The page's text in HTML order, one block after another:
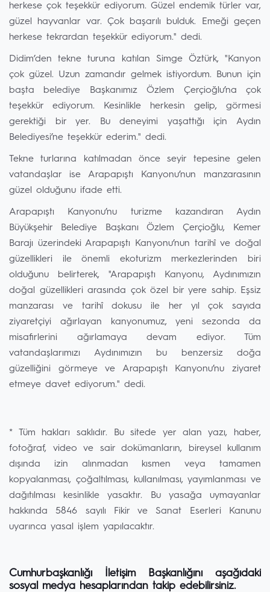
herkese çok teşekkür ediyorum. Güzel endemik türler var,
güzel hayvanlar var. Çok başarılı bulduk. Emeği geçen
herkese tekrardan teşekkür ediyorum." dedi.
Didim’den tekne turuna katılan Simge Öztürk, "Kanyon
çok güzel. Uzun zamandır gelmek istiyordum. Bunun için
başta belediye Başkanımız Özlem Çerçioğlu’na çok
teşekkür ediyorum. Kesinlikle herkesin gelip, görmesi
gerektiği bir yer. Bu deneyimi yaşattığı için Aydın
Belediyesi’ne teşekkür ederim." dedi.
Tekne turlarına katılmadan önce seyir tepesine gelen
vatandaşlar ise Arapapıştı Kanyonu’nun manzarasının
güzel olduğunu ifade etti.
Arapapıştı Kanyonu’nu turizme kazandıran Aydın
Büyükşehir Belediye Başkanı Özlem Çerçioğlu, Kemer
Barajı üzerindeki Arapapıştı Kanyonu’nun tarihî ve doğal
güzellikleri ile önemli ekoturizm merkezlerinden biri
olduğunu belirterek, "Arapapıştı Kanyonu, Aydınımızın
doğal güzellikleri arasında çok özel bir yere sahip. Eşsiz
manzarası ve tarihî dokusu ile her yıl çok sayıda
ziyaretçiyi ağırlayan kanyonumuz, yeni sezonda da
misafirlerini ağırlamaya devam ediyor. Tüm
vatandaşlarımızı Aydınımızın bu benzersiz doğa
güzelliğini görmeye ve Arapapıştı Kanyonu’nu ziyaret
etmeye davet ediyorum." dedi.
* Tüm hakları saklıdır. Bu sitede yer alan yazı, haber,
fotoğraf, video ve sair dokümanların, bireysel kullanım
dışında izin alınmadan kısmen veya tamamen
kopyalanması, çoğaltılması, kullanılması, yayımlanması ve
dağıtılması kesinlikle yasaktır. Bu yasağa uymayanlar
hakkında 5846 sayılı Fikir ve Sanat Eserleri Kanunu
uyarınca yasal işlem yapılacaktır.
Cumhurbaşkanlığı İletişim Başkanlığını aşağıdaki
sosyal medya hesaplarından takip edebilirsiniz.